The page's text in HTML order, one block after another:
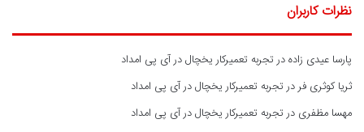
نظرات کاربران
پارسا عیدی زادهدرتجربه تعمیرکار یخچال در آی پی امداد
ثریا کوثری فردرتجربه تعمیرکار یخچال در آی پی امداد
مهسا مظفری درتجربه تعمیرکار یخچال در آی پی امداد